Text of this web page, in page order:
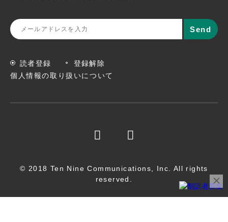
読者登録
登録解除
個人情報の取り扱いについて
© 2018 Ten Nine Communications, Inc. All rights
reserved.